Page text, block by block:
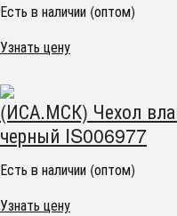
Есть в наличии (оптом)
Узнать цену
(ИСА.МСК) Чехол
черный IS006977
Есть в наличии (оптом)
Узнать цену